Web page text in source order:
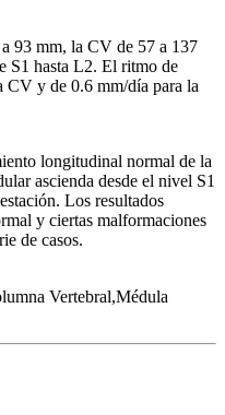
93 mm, la CV de 57 a 137
S1 hasta L2. El ritmo de
CV y de 0.6 mm/día para la
longitudinal normal de la
ascienda desde el nivel S1
Los resultados
y ciertas malformaciones
de casos.
Vertebral,Médula